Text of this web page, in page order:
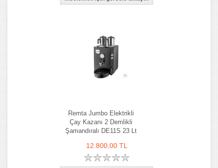
Remta Jumbo Elektrikli
Çay Kazanı 2 Demlikli
Şamandıralı DE11S 23 Lt
12.800,00 TL